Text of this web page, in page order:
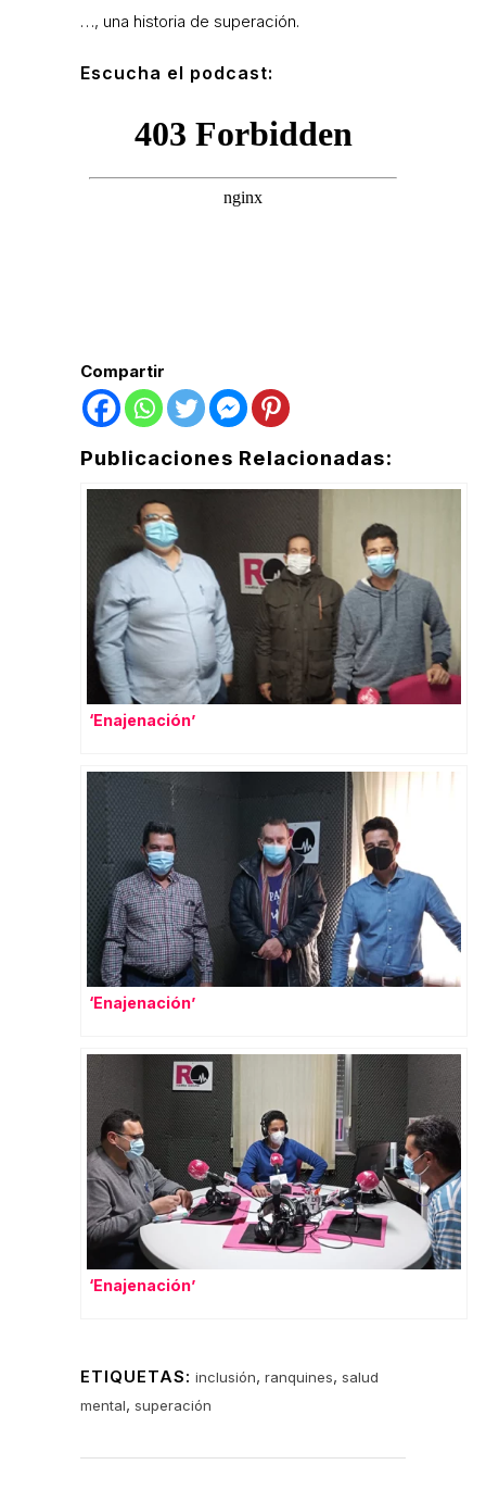
…, una historia de superación.
Escucha el podcast:
Compartir
Publicaciones Relacionadas:
‘Enajenación’
‘Enajenación’
‘Enajenación’
ETIQUETAS: inclusión, ranquines, salud
mental, superación